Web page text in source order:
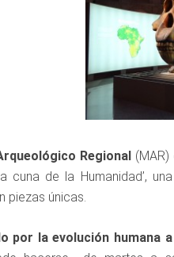
Regional
cuna de la Humanidad’,
piezas únicas.
por la evolución humana